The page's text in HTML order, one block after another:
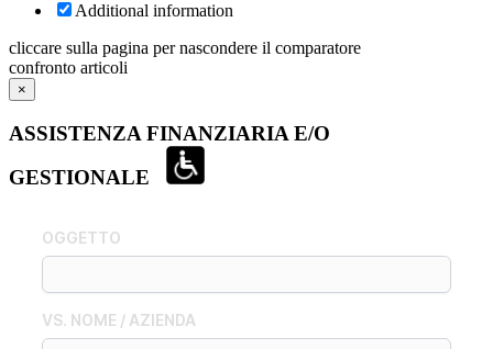
Additional information
cliccare sulla pagina per nascondere il comparatore
confronto articoli
×
ASSISTENZA FINANZIARIA E/O
GESTIONALE